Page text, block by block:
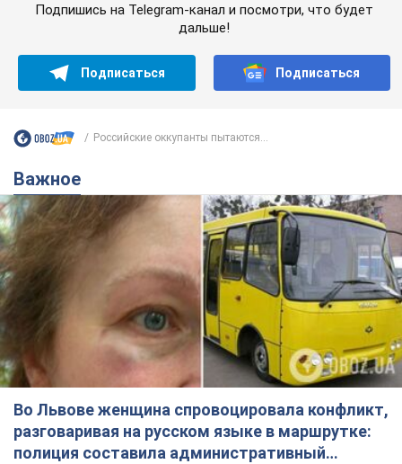
Подпишись на Telegram-канал и посмотри, что будет
дальше!
Подписаться Подписаться
Российские оккупанты пытаются...
Важное
Во Львове женщина спровоцировала конфликт,
разговаривая на русском языке в маршрутке:
полиция составила административный